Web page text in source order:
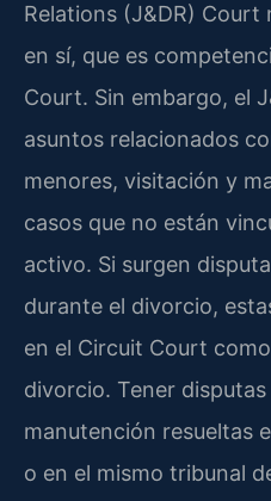
Relations (J&DR)
en sí, que es
Court. Sin embargo, el
asuntos relacionados
menores, visitación y
casos que no están
activo. Si surgen
durante el divorcio,
en el Circuit Court
divorcio. Tener
manutención resueltas
o en el mismo tribunal